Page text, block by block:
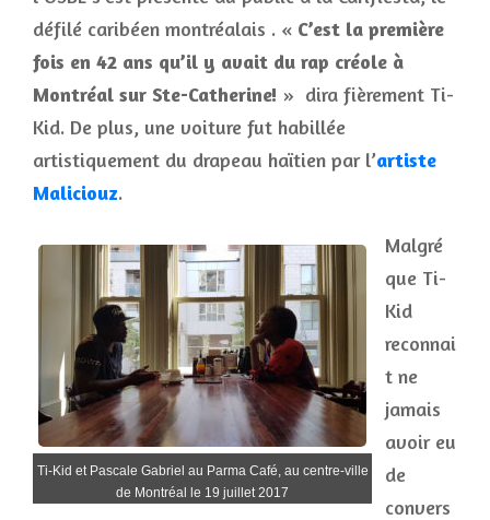
défilé caribéen montréalais . « C’est la première
fois en 42 ans qu’il y avait du rap créole à
Montréal sur Ste-Catherine! » dira fièrement Ti-
Kid. De plus, une voiture fut habillée
artistiquement du drapeau haïtien par l’artiste
Maliciouz.
Ti-Kid et Pascale Gabriel au Parma Café, au centre-ville
de Montréal le 19 juillet 2017
Malgré
que Ti-
Kid
reconnai
t ne
jamais
avoir eu
de
convers